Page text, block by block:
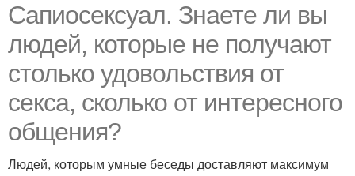
Сапиосексуал. Знаете ли вы
людей, которые не получают
столько удовольствия от
секса, сколько от интересного
общения?
Людей, которым умные беседы доставляют максимум